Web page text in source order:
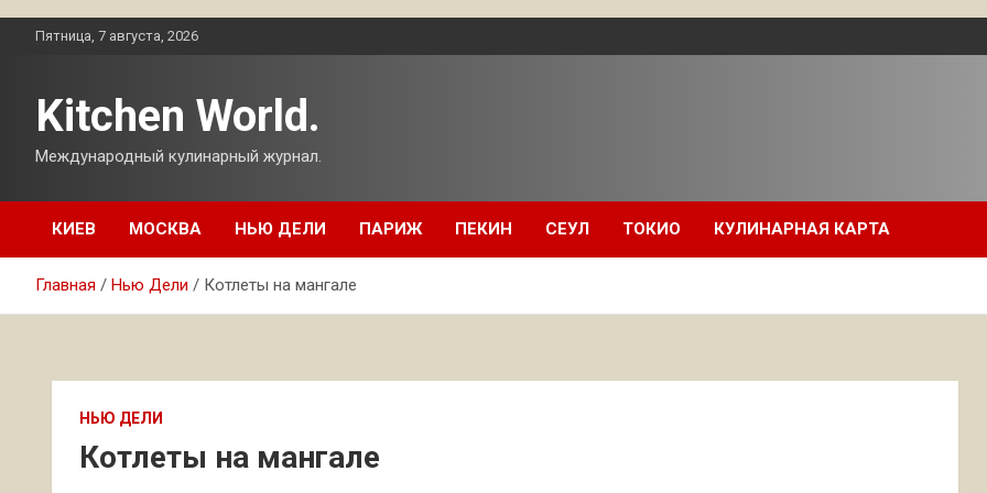
ПерейтиПятница, 7 августа, 2026
Kitchen World.
Международный кулинарный журнал.
КИЕВ МОСКВА НЬЮ ДЕЛИ ПАРИЖ ПЕКИН СЕУЛ ТОКИО КУЛИНАРНАЯ КАРТА
Главная Нью Дели Котлеты на мангале
НЬЮ ДЕЛИ
Котлеты на мангале